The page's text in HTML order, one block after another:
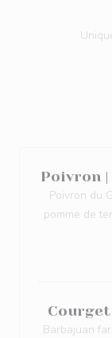
Poivron
Poivron du
pomme de
Barbajuan